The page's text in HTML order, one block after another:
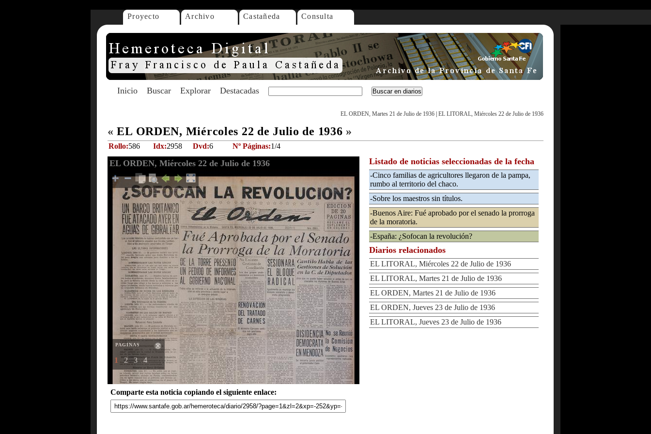
Proyecto Archivo Castañeda Consulta
Inicio Buscar Explorar Destacadas
EL ORDEN, Martes 21 de Julio de 1936 EL LITORAL, Miércoles 22 de Julio de 1936
« EL ORDEN, Miércoles 22 de Julio de 1936 »
Rollo:586 Idx:2958 Dvd:6 Nº Páginas:1/4
EL ORDEN, Miércoles 22 de Julio de 1936
PAGINAS
1 2 3 4
Comparte esta noticia copiando el siguiente enlace:
Listado de noticias seleccionadas de la fecha
-Cinco familias de agricultores llegaron de la pampa,
rumbo al territorio del chaco.
-Sobre los maestros sin títulos.
-Buenos Aire: Fué aprobado por el senado la prorroga
de la moratoria.
-España: ¿Sofocan la revolución?
Diarios relacionados
EL LITORAL, Miércoles 22 de Julio de 1936
EL LITORAL, Martes 21 de Julio de 1936
EL ORDEN, Martes 21 de Julio de 1936
EL ORDEN, Jueves 23 de Julio de 1936
EL LITORAL, Jueves 23 de Julio de 1936